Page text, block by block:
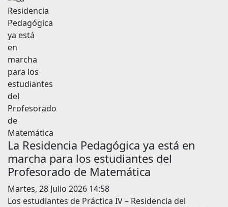
La Residencia Pedagógica ya está en
marcha para los estudiantes del
Profesorado de Matemática
Martes, 28 Julio 2026 14:58
Los estudiantes de Práctica IV – Residencia del